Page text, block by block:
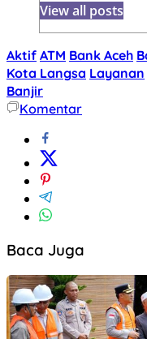
View all posts
Aktif ATM Bank Aceh
Kota Langsa Layanan
Banjir
Komentar
Baca Juga